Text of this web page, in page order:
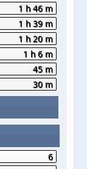
1 h 46 m
1 h 39 m
1 h 20 m
1 h 6 m
45 m
30 m
6